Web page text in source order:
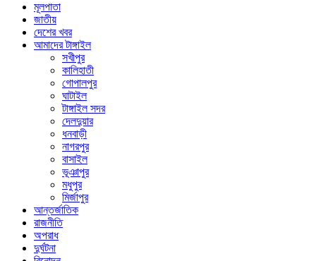
মূলপাতা
জাতীয়
দেশের খবর
আমাদের টাঙ্গাইল
সখীপুর
কালিহাতী
গোপালপুর
ঘাটাইল
টাঙ্গাইল সদর
দেলদুয়ার
ধনবাড়ী
নাগরপুর
বাসাইল
ভূঞাপুর
মধুপুর
মির্জাপুর
আন্তর্জাতিক
রাজনীতি
অপরাধ
দুর্ঘটনা